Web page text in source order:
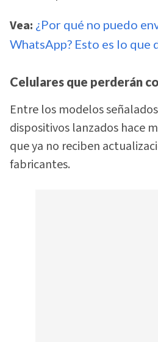
Vea: ¿Por qué no puedo
WhatsApp? Esto es lo que
Celulares que perderán
Entre los modelos
dispositivos lanzados hace
que ya no reciben
fabricantes.